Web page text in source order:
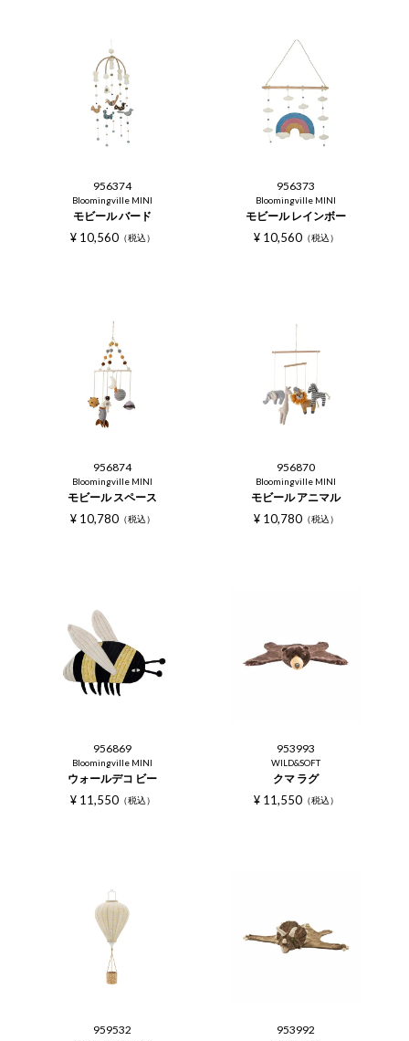
956374
Bloomingville MINI
モビール バード
¥ 10,560 税込
956373
Bloomingville MINI
モビール レインボー
¥ 10,560 税込
956874
Bloomingville MINI
モビール スペース
¥ 10,780 税込
956870
Bloomingville MINI
モビール アニマル
¥ 10,780 税込
956869
Bloomingville MINI
ウォールデコ ビー
¥ 11,550 税込
953993
WILD&SOFT
クマ ラグ
¥ 11,550 税込
959532 953992